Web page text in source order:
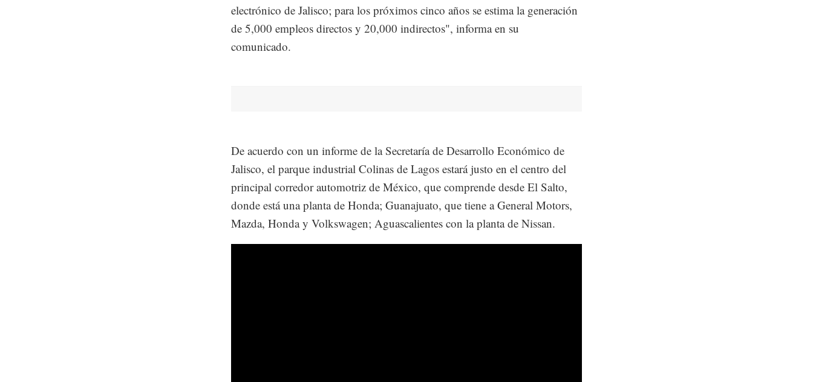
electrónico de Jalisco; para los próximos cinco años se estima la generación
de 5,000 empleos directos y 20,000 indirectos", informa en su
comunicado.
De acuerdo con un informe de la Secretaría de Desarrollo Económico de
Jalisco, el parque industrial Colinas de Lagos estará justo en el centro del
principal corredor automotriz de México, que comprende desde El Salto,
donde está una planta de Honda; Guanajuato, que tiene a General Motors,
Mazda, Honda y Volkswagen; Aguascalientes con la planta de Nissan.